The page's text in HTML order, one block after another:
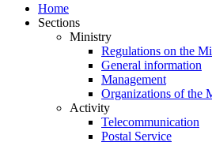
Home
Sections
Ministry
Regulations on the
General information
Management
Organizations of the
Activity
Telecommunication
Postal Service